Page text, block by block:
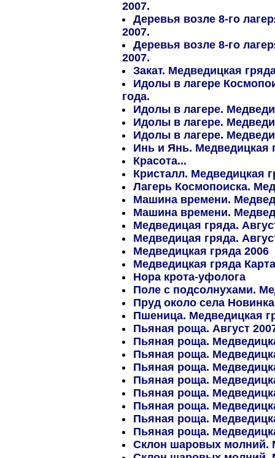
2007.
Деревья возле 8-го
2007.
Деревья возле 8-го
2007.
Закат. Медведицкая
Идолы в лагере
года.
Идолы в лагере.
Идолы в лагере.
Идолы в лагере.
Инь и Янь. Медведицкая
Красота...
Кристалл. Медведицкая
Лагерь Космопоиска.
Машина времени.
Машина времени.
Медведицая гряда.
Медведицая гряда.
Медведицкая гряда 2006
Медведицкая гряда Карта
Нора крота-уфолога
Поле с подсолнухами.
Пруд около села
Пшеница. Медведицкая
Пьяная роща. Август
Пьяная роща.
Пьяная роща.
Пьяная роща.
Пьяная роща.
Пьяная роща.
Пьяная роща.
Пьяная роща.
Пьяная роща.
Склон шаровых молний.